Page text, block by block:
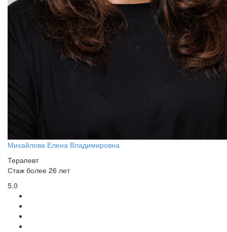
Михайлова Елена Владимировна
Терапевт
Стаж более 26 лет
5.0